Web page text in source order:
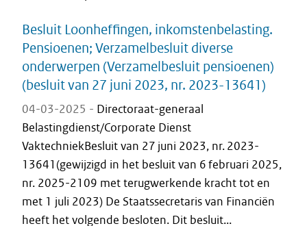
Besluit Loonheffingen, inkomstenbelasting.
Pensioenen; Verzamelbesluit diverse
onderwerpen (Verzamelbesluit pensioenen)
(besluit van 27 juni 2023, nr. 2023-13641)
04-03-2025 - Directoraat-generaal
Belastingdienst/Corporate Dienst
VaktechniekBesluit van 27 juni 2023, nr. 2023-
13641(gewijzigd in het besluit van 6 februari 2025,
nr. 2025-2109 met terugwerkende kracht tot en
met 1 juli 2023) De Staatssecretaris van Financiën
heeft het volgende besloten. Dit besluit...